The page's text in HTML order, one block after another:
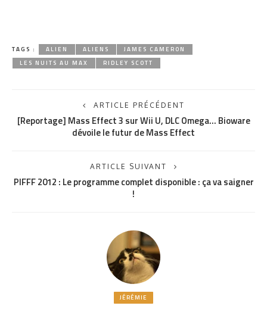
TAGS : ALIEN ALIENS
JAMES CAMERON
LES NUITS AU MAX
RIDLEY SCOTT
ARTICLE PRÉCÉDENT
[Reportage] Mass Effect 3 sur Wii U, DLC Omega… Bioware
dévoile le futur de Mass Effect
ARTICLE SUIVANT
PIFFF 2012 : Le programme complet disponible : ça va saigner
!
JÉRÉMIE